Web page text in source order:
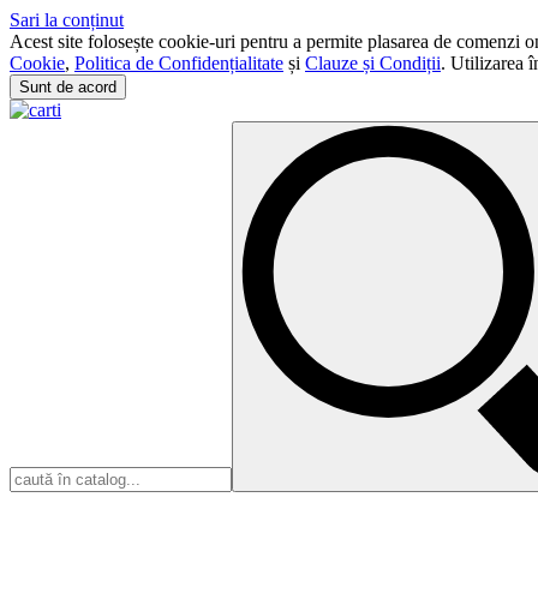
Sari la conținut
Acest site folosește cookie-uri pentru a permite plasarea de
Cookie, Politica de Confidențialitate și Clauze și Condiții. Utilizarea
Sunt de acord